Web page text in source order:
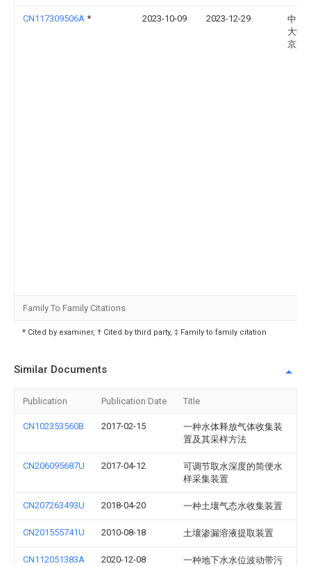
CN117309506A * 2023-10-09 2023-12-29
中国
大学(
京)
Family To Family Citations
* Cited by examiner, † Cited by third party, ‡ Family to family citation
Similar Documents
Publication Publication Date Title
CN102353560B 2017-02-15
一种水体释放气体收集装
置及其采样方法
CN206095687U 2017-04-12
可调节取水深度的简便水
样采集装置
CN207263493U 2018-04-20 一种土壤气态水收集装置
CN201555741U 2010-08-18 土壤渗漏溶液提取装置
CN112051383A 2020-12-08
一种地下水水位波动带污